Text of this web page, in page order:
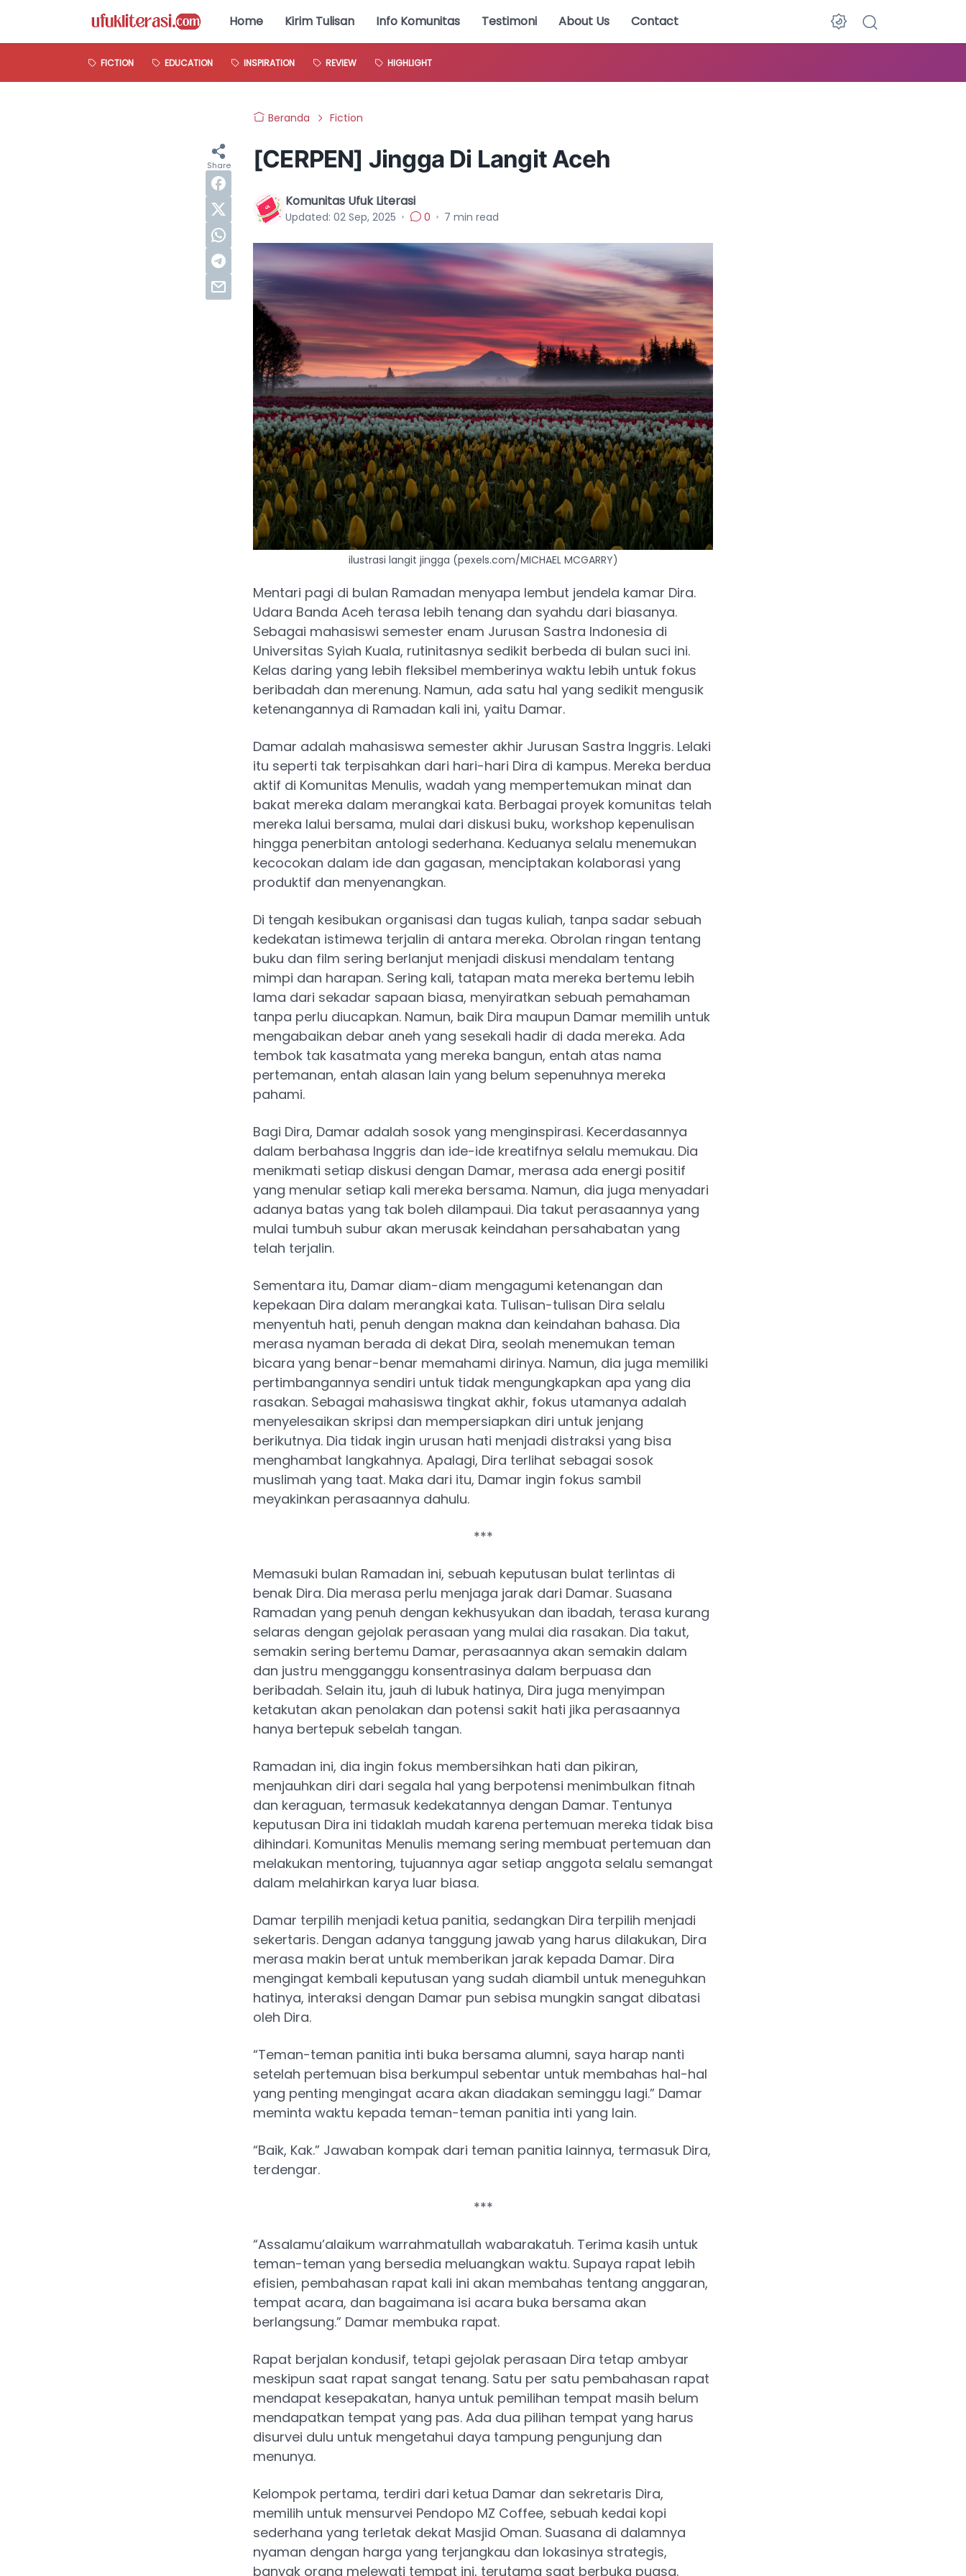
Home Kirim Tulisan Info Komunitas Testimoni About Us Contact
FICTION EDUCATION INSPIRATION REVIEW HIGHLIGHT
Beranda Fiction
[CERPEN] Jingga Di Langit Aceh
Komunitas Ufuk Literasi
Updated: 02 Sep, 2025 • 0 • 7 min read
ilustrasi langit jingga (pexels.com/MICHAEL MCGARRY)
Mentari pagi di bulan Ramadan menyapa lembut jendela kamar Dira.
Udara Banda Aceh terasa lebih tenang dan syahdu dari biasanya.
Sebagai mahasiswi semester enam Jurusan Sastra Indonesia di
Universitas Syiah Kuala, rutinitasnya sedikit berbeda di bulan suci ini.
Kelas daring yang lebih fleksibel memberinya waktu lebih untuk fokus
beribadah dan merenung. Namun, ada satu hal yang sedikit mengusik
ketenangannya di Ramadan kali ini, yaitu Damar.
Damar adalah mahasiswa semester akhir Jurusan Sastra Inggris. Lelaki
itu seperti tak terpisahkan dari hari-hari Dira di kampus. Mereka berdua
aktif di Komunitas Menulis, wadah yang mempertemukan minat dan
bakat mereka dalam merangkai kata. Berbagai proyek komunitas telah
mereka lalui bersama, mulai dari diskusi buku, workshop kepenulisan
hingga penerbitan antologi sederhana. Keduanya selalu menemukan
kecocokan dalam ide dan gagasan, menciptakan kolaborasi yang
produktif dan menyenangkan.
Di tengah kesibukan organisasi dan tugas kuliah, tanpa sadar sebuah
kedekatan istimewa terjalin di antara mereka. Obrolan ringan tentang
buku dan film sering berlanjut menjadi diskusi mendalam tentang
mimpi dan harapan. Sering kali, tatapan mata mereka bertemu lebih
lama dari sekadar sapaan biasa, menyiratkan sebuah pemahaman
tanpa perlu diucapkan. Namun, baik Dira maupun Damar memilih untuk
mengabaikan debar aneh yang sesekali hadir di dada mereka. Ada
tembok tak kasatmata yang mereka bangun, entah atas nama
pertemanan, entah alasan lain yang belum sepenuhnya mereka
pahami.
Bagi Dira, Damar adalah sosok yang menginspirasi. Kecerdasannya
dalam berbahasa Inggris dan ide-ide kreatifnya selalu memukau. Dia
menikmati setiap diskusi dengan Damar, merasa ada energi positif
yang menular setiap kali mereka bersama. Namun, dia juga menyadari
adanya batas yang tak boleh dilampaui. Dia takut perasaannya yang
mulai tumbuh subur akan merusak keindahan persahabatan yang
telah terjalin.
Sementara itu, Damar diam-diam mengagumi ketenangan dan
kepekaan Dira dalam merangkai kata. Tulisan-tulisan Dira selalu
menyentuh hati, penuh dengan makna dan keindahan bahasa. Dia
merasa nyaman berada di dekat Dira, seolah menemukan teman
bicara yang benar-benar memahami dirinya. Namun, dia juga memiliki
pertimbangannya sendiri untuk tidak mengungkapkan apa yang dia
rasakan. Sebagai mahasiswa tingkat akhir, fokus utamanya adalah
menyelesaikan skripsi dan mempersiapkan diri untuk jenjang
berikutnya. Dia tidak ingin urusan hati menjadi distraksi yang bisa
menghambat langkahnya. Apalagi, Dira terlihat sebagai sosok
muslimah yang taat. Maka dari itu, Damar ingin fokus sambil
meyakinkan perasaannya dahulu.
***
Memasuki bulan Ramadan ini, sebuah keputusan bulat terlintas di
benak Dira. Dia merasa perlu menjaga jarak dari Damar. Suasana
Ramadan yang penuh dengan kekhusyukan dan ibadah, terasa kurang
selaras dengan gejolak perasaan yang mulai dia rasakan. Dia takut,
semakin sering bertemu Damar, perasaannya akan semakin dalam
dan justru mengganggu konsentrasinya dalam berpuasa dan
beribadah. Selain itu, jauh di lubuk hatinya, Dira juga menyimpan
ketakutan akan penolakan dan potensi sakit hati jika perasaannya
hanya bertepuk sebelah tangan.
Ramadan ini, dia ingin fokus membersihkan hati dan pikiran,
menjauhkan diri dari segala hal yang berpotensi menimbulkan fitnah
dan keraguan, termasuk kedekatannya dengan Damar. Tentunya
keputusan Dira ini tidaklah mudah karena pertemuan mereka tidak bisa
dihindari. Komunitas Menulis memang sering membuat pertemuan dan
melakukan mentoring, tujuannya agar setiap anggota selalu semangat
dalam melahirkan karya luar biasa.
Damar terpilih menjadi ketua panitia, sedangkan Dira terpilih menjadi
sekertaris. Dengan adanya tanggung jawab yang harus dilakukan, Dira
merasa makin berat untuk memberikan jarak kepada Damar. Dira
mengingat kembali keputusan yang sudah diambil untuk meneguhkan
hatinya, interaksi dengan Damar pun sebisa mungkin sangat dibatasi
oleh Dira.
“Teman-teman panitia inti buka bersama alumni, saya harap nanti
setelah pertemuan bisa berkumpul sebentar untuk membahas hal-hal
yang penting mengingat acara akan diadakan seminggu lagi.” Damar
meminta waktu kepada teman-teman panitia inti yang lain.
“Baik, Kak.” Jawaban kompak dari teman panitia lainnya, termasuk Dira,
terdengar.
***
“Assalamu’alaikum warrahmatullah wabarakatuh. Terima kasih untuk
teman-teman yang bersedia meluangkan waktu. Supaya rapat lebih
efisien, pembahasan rapat kali ini akan membahas tentang anggaran,
tempat acara, dan bagaimana isi acara buka bersama akan
berlangsung.” Damar membuka rapat.
Rapat berjalan kondusif, tetapi gejolak perasaan Dira tetap ambyar
meskipun saat rapat sangat tenang. Satu per satu pembahasan rapat
mendapat kesepakatan, hanya untuk pemilihan tempat masih belum
mendapatkan tempat yang pas. Ada dua pilihan tempat yang harus
disurvei dulu untuk mengetahui daya tampung pengunjung dan
menunya.
Kelompok pertama, terdiri dari ketua Damar dan sekretaris Dira,
memilih untuk mensurvei Pendopo MZ Coffee, sebuah kedai kopi
sederhana yang terletak dekat Masjid Oman. Suasana di dalamnya
nyaman dengan harga yang terjangkau dan lokasinya strategis,
banyak orang melewati tempat ini, terutama saat berbuka puasa.